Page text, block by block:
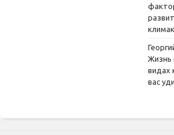
Жизнь
видах
вас